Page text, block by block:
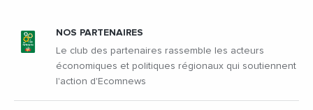
NOS PARTENAIRES
Le club des partenaires rassemble les acteurs
économiques et politiques régionaux qui soutiennent
l'action d'Ecomnews